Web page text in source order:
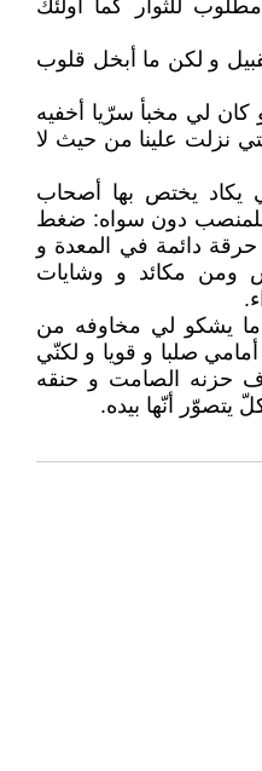
للثوار كما أولئك
و لكن ما أبخل قلوب
لي مخبأ سرّيا أخفيه
نزلت علينا من حيث لا
يكاد يختص بها أصحاب
للمنصب دون سواه: ضغط
دائمة في المعدة و
مكائد و وشايات
ما يشكو لي مخاوفه من
صلبا و قويا و لكنّي
حزنه الصامت و حنقه
يتصوّر أنّها بيده.